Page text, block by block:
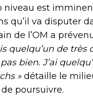
niveau est
qu’il va disputer
de l’OM a
quelqu’un de très
bien. J’ai
» détaille le
poursuivre.